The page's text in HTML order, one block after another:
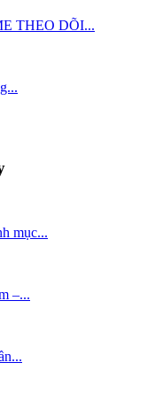
THEO DÕI...
mục...
–...